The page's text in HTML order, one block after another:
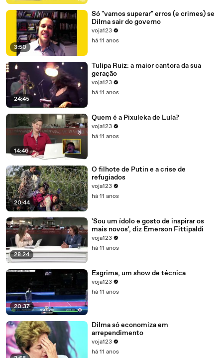
3:50
Só "vamos superar" erros (e crimes) se
Dilma sair do governo
voja123
há 11 anos
24:45
Tulipa Ruiz: a maior cantora da sua
geração
voja123
há 11 anos
14:46
Quem é a Pixuleka de Lula?
voja123
há 11 anos
20:44
O filhote de Putin e a crise de
refugiados
voja123
há 11 anos
28:24
'Sou um ídolo e gosto de inspirar os
mais novos', diz Emerson Fittipaldi
voja123
há 11 anos
20:37
Esgrima, um show de técnica
voja123
há 11 anos
Dilma só economiza em
arrependimento
voja123
há 11 anos